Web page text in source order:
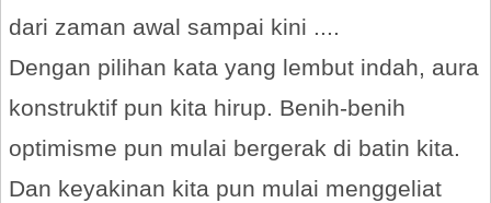
dari zaman awal sampai kini ....
Dengan pilihan kata yang lembut indah, aura
konstruktif pun kita hirup. Benih-benih
optimisme pun mulai bergerak di batin kita.
Dan keyakinan kita pun mulai menggeliat